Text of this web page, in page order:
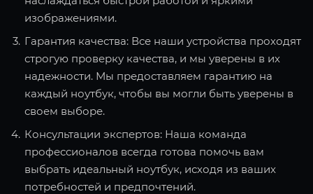
изображениями.
Гарантия качества: Все наши устройства проходят
строгую проверку качества, и мы уверены в их
надежности. Мы предоставляем гарантию на
каждый ноутбук, чтобы вы могли быть уверены в
своем выборе.
Консультации экспертов: Наша команда
профессионалов всегда готова помочь вам
выбрать идеальный ноутбук, исходя из ваших
потребностей и предпочтений.